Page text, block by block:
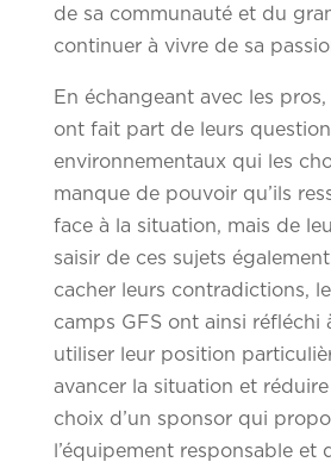
de sa communauté et du
continuer à vivre de sa
En échangeant avec les
ont fait part de leurs
environnementaux qui les
manque de pouvoir qu’ils
face à la situation, mais de
saisir de ces sujets
cacher leurs contradictions,
camps GFS ont ainsi réfléchi
utiliser leur position
avancer la situation et
choix d’un sponsor qui
l’équipement responsable et